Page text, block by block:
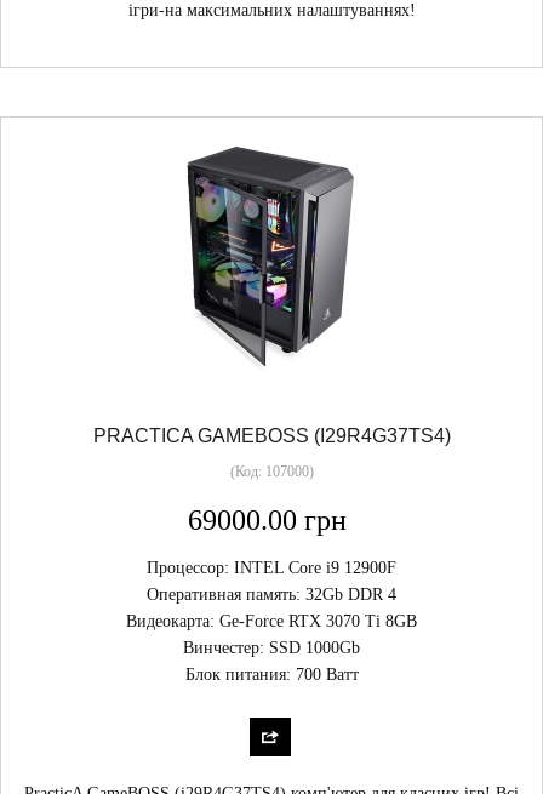
ігри-на максимальних налаштуваннях!
PRACTICA GAMEBOSS (I29R4G37TS4)
(Код: 107000)
69000.00 грн
Процессор: INTEL Core i9 12900F
Оперативная память: 32Gb DDR 4
Видеокарта: Ge-Force RTX 3070 Ti 8GB
Винчестер: SSD 1000Gb
Блок питания: 700 Ватт